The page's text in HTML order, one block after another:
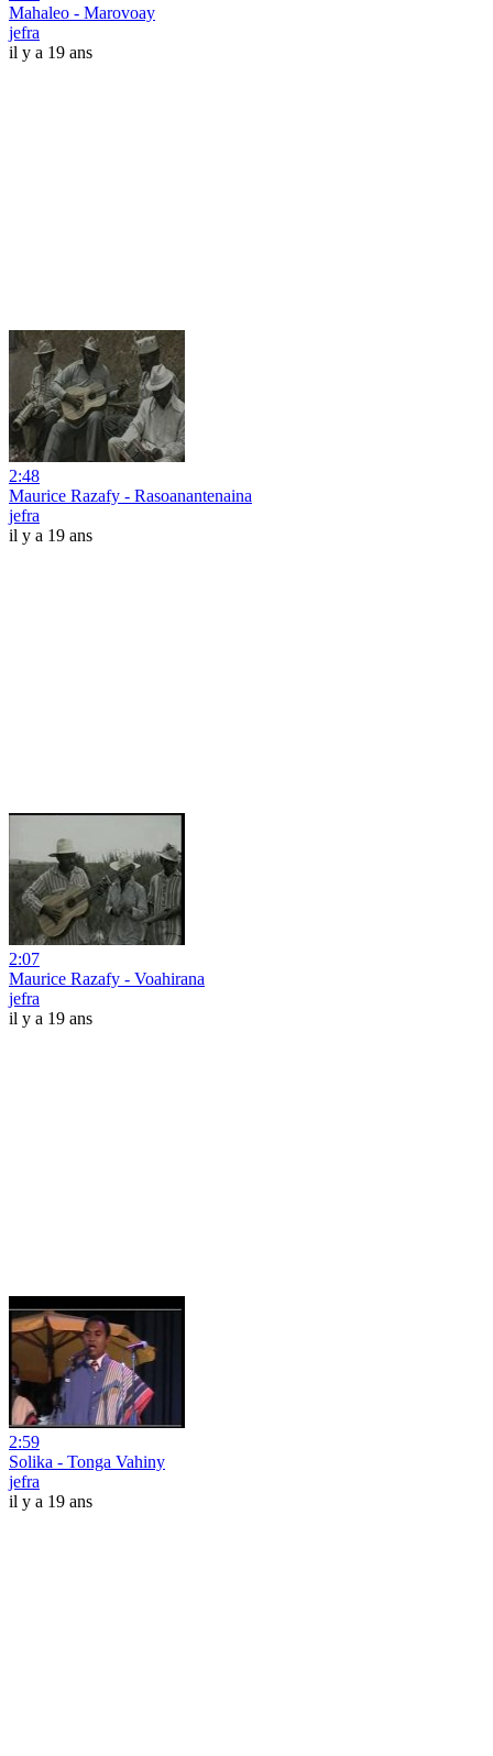
Mahaleo - Marovoay
jefra
il y a 19 ans
2:48
Maurice Razafy - Rasoanantenaina
jefra
il y a 19 ans
2:07
Maurice Razafy - Voahirana
jefra
il y a 19 ans
2:59
Solika - Tonga Vahiny
jefra
il y a 19 ans